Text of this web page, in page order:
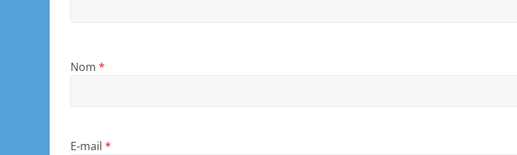
Nom *
E-mail *